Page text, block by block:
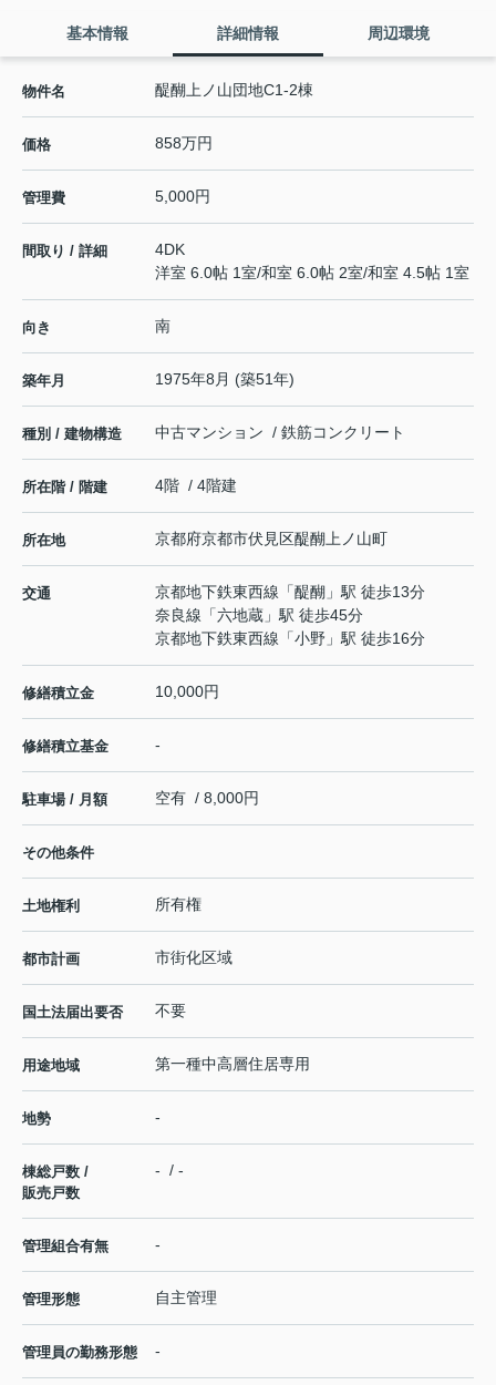
基本情報 詳細情報 周辺環境
物件名 醍醐上ノ山団地C1-2棟
価格 858万円
管理費 5,000円
間取り / 詳細
4DK
洋室 6.0帖 1室/和室 6.0帖 2室/和室 4.5帖 1室
向き 南
築年月 1975年8月 (築51年)
種別 / 建物構造 中古マンション / 鉄筋コンクリート
所在階 / 階建 4階 / 4階建
所在地 京都府京都市伏見区醍醐上ノ山町
交通 京都地下鉄東西線 「醍醐 」駅 徒歩13分
奈良線 「六地蔵 」駅 徒歩45分
京都地下鉄東西線 「小野 」駅 徒歩16分
修繕積立金 10,000円
修繕積立基金 -
駐車場 / 月額 空有 / 8,000円
その他条件
土地権利 所有権
都市計画 市街化区域
国土法届出要否 不要
用途地域 第一種中高層住居専用
地勢 -
棟総戸数 /
販売戸数
- / -
管理組合有無 -
管理形態 自主管理
管理員の勤務形態 -